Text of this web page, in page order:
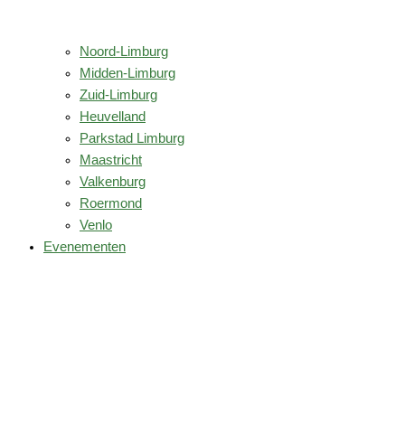
Noord-Limburg
Midden-Limburg
Zuid-Limburg
Heuvelland
Parkstad Limburg
Maastricht
Valkenburg
Roermond
Venlo
Evenementen